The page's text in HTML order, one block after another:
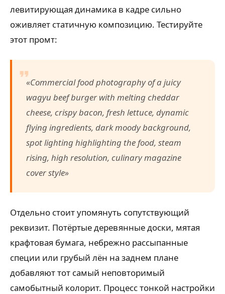
левитирующая динамика в кадре сильно
оживляет статичную композицию. Тестируйте
этот промт:
«Commercial food photography of a juicy
wagyu beef burger with melting cheddar
cheese, crispy bacon, fresh lettuce, dynamic
flying ingredients, dark moody background,
spot lighting highlighting the food, steam
rising, high resolution, culinary magazine
cover style»
Отдельно стоит упомянуть сопутствующий
реквизит. Потёртые деревянные доски, мятая
крафтовая бумага, небрежно рассыпанные
специи или грубый лён на заднем плане
добавляют тот самый неповторимый
самобытный колорит. Процесс тонкой настройки